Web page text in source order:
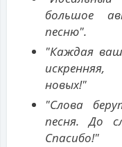
большое
песню".
"Каждая
новых!"
"Слова
песня. До
Спасибо!"